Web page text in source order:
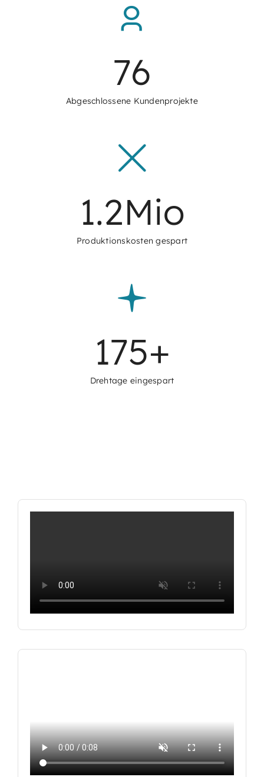
76
Abgeschlossene Kundenprojekte
1.2Mio
Produktionskosten gespart
175+
Drehtage eingespart